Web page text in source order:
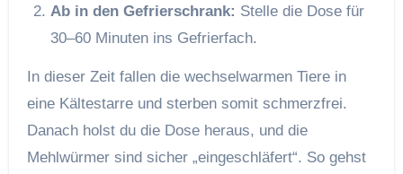
Ab in den Gefrierschrank: Stelle die Dose für
30–60 Minuten ins Gefrierfach.
In dieser Zeit fallen die wechselwarmen Tiere in
eine Kältestarre und sterben somit schmerzfrei.
Danach holst du die Dose heraus, und die
Mehlwürmer sind sicher „eingeschläfert“. So gehst